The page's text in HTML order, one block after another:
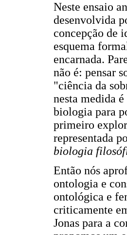
Neste ensaio
desenvolvida
concepção de
esquema
encarnada.
não é: pensar
"ciência da
nesta medida
biologia para
primeiro
representada
biologia
Então nós
ontologia e
ontológica e
criticamente
Jonas para a